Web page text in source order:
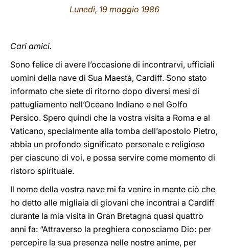
Lunedì, 19 maggio 1986
Cari amici.
Sono felice di avere l’occasione di incontrarvi, ufficiali
uomini della nave di Sua Maestà, Cardiff. Sono stato
informato che siete di ritorno dopo diversi mesi di
pattugliamento nell’Oceano Indiano e nel Golfo
Persico. Spero quindi che la vostra visita a Roma e al
Vaticano, specialmente alla tomba dell’apostolo Pietro,
abbia un profondo significato personale e religioso
per ciascuno di voi, e possa servire come momento di
ristoro spirituale.
Il nome della vostra nave mi fa venire in mente ciò che
ho detto alle migliaia di giovani che incontrai a Cardiff
durante la mia visita in Gran Bretagna quasi quattro
anni fa: “Attraverso la preghiera conosciamo Dio: per
percepire la sua presenza nelle nostre anime, per